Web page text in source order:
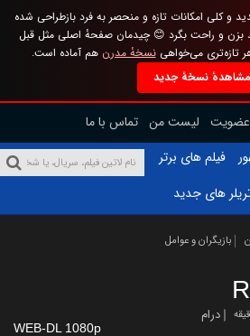
و کلی امکانات تازه و منحصر به فرد بازطراحی شده
و راحت بگرد 😊 چیدمان صفحهٔ اصلی مثل قبل
تازه‌تری می‌خواهینسخهٔ مدرن هم آماده است.
مشاهدهٔ نسخهٔ جدید
عضویت لیست من تماس با ما
فیلم های برتر
های جدید
بازیگران و عوامل
درام
WEB-DL 1080p